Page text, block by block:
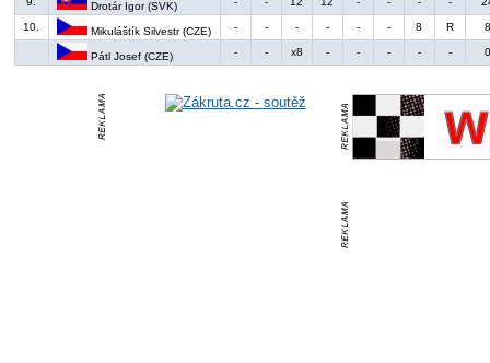
Drotár Igor (SVK)
10. Mikuláštík Silvestr (CZE) - - - - - - 8 R
Pátl Josef (CZE) - - x8 - - - - -